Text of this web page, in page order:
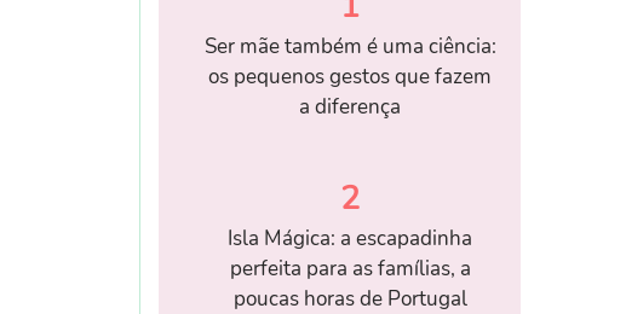
Ser mãe também é uma ciência:
os pequenos gestos que fazem
a diferença
2
Isla Mágica: a escapadinha
perfeita para as famílias, a
poucas horas de Portugal